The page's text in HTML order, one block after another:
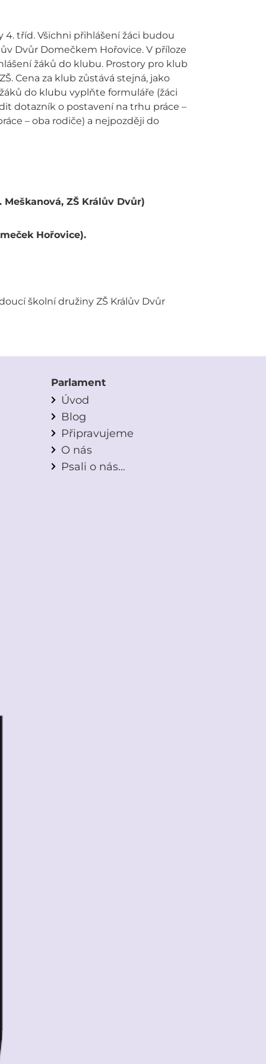
4. tříd. Všichni přihlášení žáci budou
Dvůr Domečkem Hořovice. V příloze
žáků do klubu. Prostory pro klub
Cena za klub zůstává stejná, jako
do klubu vyplňte formuláře (žáci
dotazník o postavení na trhu práce –
– oba rodiče) a nejpozději do
Meškanová, ZŠ Králův Dvůr)
Hořovice).
ZŠ Králův Dvůr
Parlament
Úvod
Blog
Připravujeme
O nás
Psali o nás…